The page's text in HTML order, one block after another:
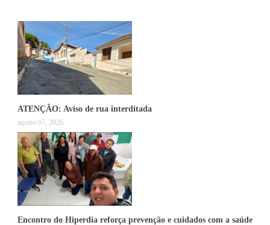
ATENÇÃO: Aviso de rua interditada
agosto 07, 2026
Encontro do Hiperdia reforça prevenção e cuidados com a saúde